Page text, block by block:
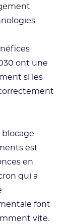
ont une
si les
est
en
qui a
font
vite.